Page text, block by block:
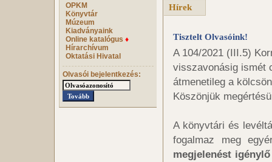
OPKM
Könyvtár
Múzeum
Kiadványaink
Online katalógus ♦
Hírarchívum
Oktatási Hivatal
Olvasói bejelentkezés:
Hírek
Tisztelt Olvasóink!
A 104/2021 (III.5)
visszavonásig ismét
átmenetileg a
Köszönjük
A könyvtári és
fogalmaz meg
megjelenést